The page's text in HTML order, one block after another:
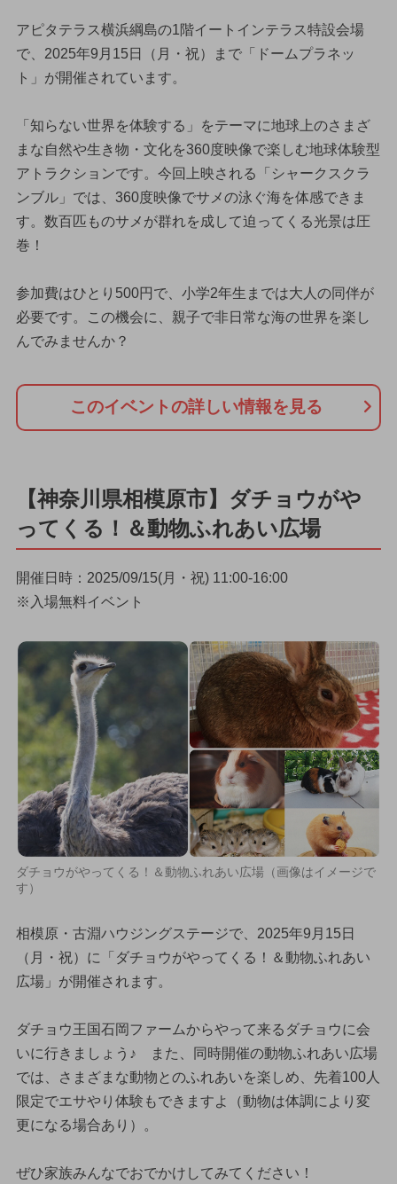
アピタテラス横浜綱島の1階イートインテラス特設会場
で、2025年9月15日（月・祝）まで「ドームプラネッ
ト」が開催されています。
「知らない世界を体験する」をテーマに地球上のさまざ
まな自然や生き物・文化を360度映像で楽しむ地球体験型
アトラクションです。今回上映される「シャークスクラ
ンブル」では、360度映像でサメの泳ぐ海を体感できま
す。数百匹ものサメが群れを成して迫ってくる光景は圧
巻！
参加費はひとり500円で、小学2年生までは大人の同伴が
必要です。この機会に、親子で非日常な海の世界を楽し
んでみませんか？
このイベントの詳しい情報を見る
【神奈川県相模原市】ダチョウがや
ってくる！＆動物ふれあい広場
開催日時：2025/09/15(月・祝) 11:00-16:00
※入場無料イベント
ダチョウがやってくる！＆動物ふれあい広場（画像はイメージで
す）
相模原・古淵ハウジングステージで、2025年9月15日
（月・祝）に「ダチョウがやってくる！＆動物ふれあい
広場」が開催されます。
ダチョウ王国石岡ファームからやって来るダチョウに会
いに行きましょう♪ また、同時開催の動物ふれあい広場
では、さまざまな動物とのふれあいを楽しめ、先着100人
限定でエサやり体験もできますよ（動物は体調により変
更になる場合あり）。
ぜひ家族みんなでおでかけしてみてください！